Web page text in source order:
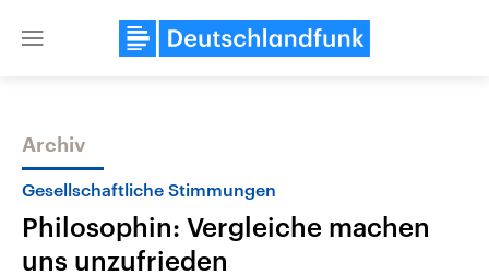
Close
Themen
Archiv
Gesellschaftliche Stimmungen
Philosophin: Vergleiche machen
uns unzufrieden